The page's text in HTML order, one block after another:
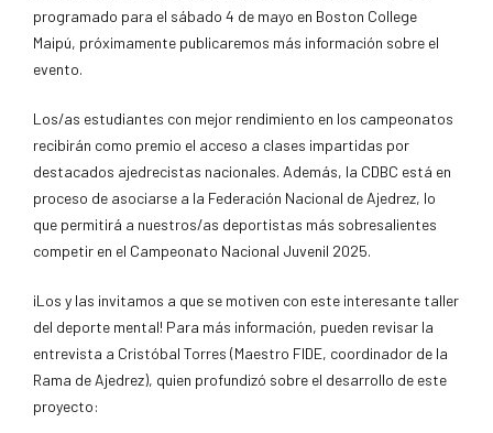
programado para el sábado 4 de mayo en Boston College
Maipú, próximamente publicaremos más información sobre el
evento.
Los/as estudiantes con mejor rendimiento en los campeonatos
recibirán como premio el acceso a clases impartidas por
destacados ajedrecistas nacionales. Además, la CDBC está en
proceso de asociarse a la Federación Nacional de Ajedrez, lo
que permitirá a nuestros/as deportistas más sobresalientes
competir en el Campeonato Nacional Juvenil 2025.
¡Los y las invitamos a que se motiven con este interesante taller
del deporte mental! Para más información, pueden revisar la
entrevista a Cristóbal Torres (Maestro FIDE, coordinador de la
Rama de Ajedrez), quien profundizó sobre el desarrollo de este
proyecto: